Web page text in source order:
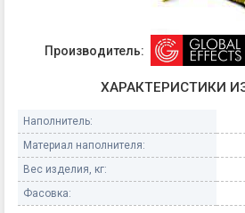
Производитель:
ХАРАКТЕРИСТИКИ
Наполнитель:
Материал наполнителя:
Вес изделия, кг:
Фасовка: